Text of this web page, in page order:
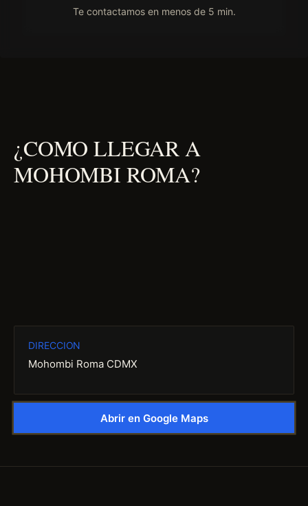
Te contactamos en menos de 5 min.
¿COMO LLEGAR A
MOHOMBI ROMA?
DIRECCION
Mohombi Roma CDMX
Abrir en Google Maps